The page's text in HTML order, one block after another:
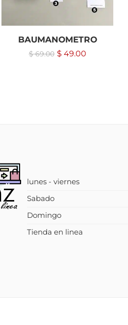
BAUMANOMETRO
$69.00 $ 49.00
lunes - viernes
Sabado
Domingo
Tienda en linea